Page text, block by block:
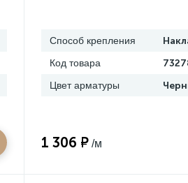
Способ крепления
Код товара
Цвет арматуры
1 306 ₽ /м